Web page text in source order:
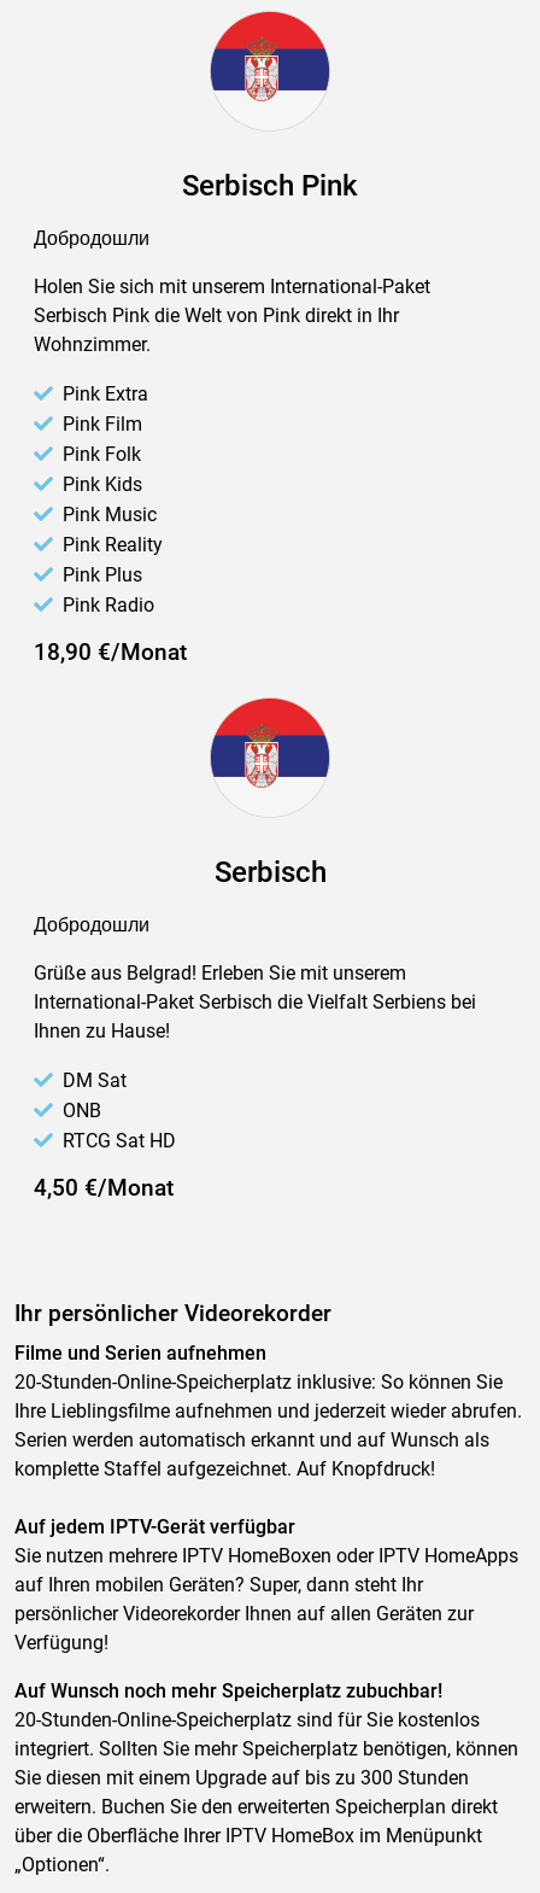
Serbisch Pink
Добродошли
Holen Sie sich mit unserem International-Paket
Serbisch Pink die Welt von Pink direkt in Ihr
Wohnzimmer.
Pink Extra
Pink Film
Pink Folk
Pink Kids
Pink Music
Pink Reality
Pink Plus
Pink Radio
18,90 €/Monat
Serbisch
Добродошли
Grüße aus Belgrad! Erleben Sie mit unserem
International-Paket Serbisch die Vielfalt Serbiens bei
Ihnen zu Hause!
DM Sat
ONB
RTCG Sat HD
4,50 €/Monat
Ihr persönlicher Videorekorder
Filme und Serien aufnehmen
20-Stunden-Online-Speicherplatz inklusive: So können Sie
Ihre Lieblingsfilme aufnehmen und jederzeit wieder abrufen.
Serien werden automatisch erkannt und auf Wunsch als
komplette Staffel aufgezeichnet. Auf Knopfdruck!
Auf jedem IPTV-Gerät verfügbar
Sie nutzen mehrere IPTV HomeBoxen oder IPTV HomeApps
auf Ihren mobilen Geräten? Super, dann steht Ihr
persönlicher Videorekorder Ihnen auf allen Geräten zur
Verfügung!
Auf Wunsch noch mehr Speicherplatz zubuchbar!
20-Stunden-Online-Speicherplatz sind für Sie kostenlos
integriert. Sollten Sie mehr Speicherplatz benötigen, können
Sie diesen mit einem Upgrade auf bis zu 300 Stunden
erweitern. Buchen Sie den erweiterten Speicherplan direkt
über die Oberfläche Ihrer IPTV HomeBox im Menüpunkt
„Optionen“.